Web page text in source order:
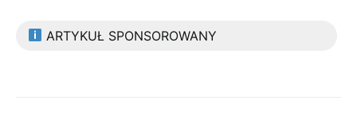
ARTYKUŁ SPONSOROWANY